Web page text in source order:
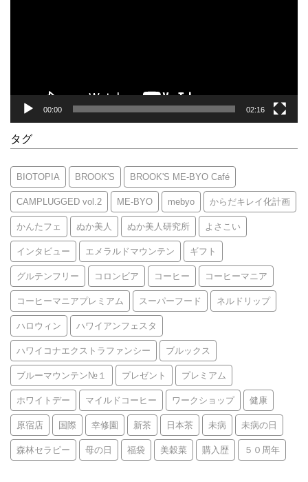
00:00 02:16
タグ
BIOTOPIA BROOK'S BROOK'S ME-BYO Café
CAMPLUGGED vol.2 ME-BYO mebyo からだキレイ化計画
かんたフェ ぬか美人 ぬか美人研究所 よさこい
インタビュー エメラルドマウンテン ギフト
グルテンフリー コロンビア コーヒー コーヒーマニア
コーヒーマニアプレミアム スーパーフード ネルドリップ
ハロウィン ハワイアンフェスタ
ハワイコナエクストラファンシー ブルックス
ブルーマウンテン№１ プレゼント プレミアム
ホワイトデー マイルドコーヒー ワークショップ 健康
原宿店 国際 幸修園 新茶 日本茶 未病 未病の日
森林セラピー 母の日 福袋 美穀菜 購入歴 ５０周年